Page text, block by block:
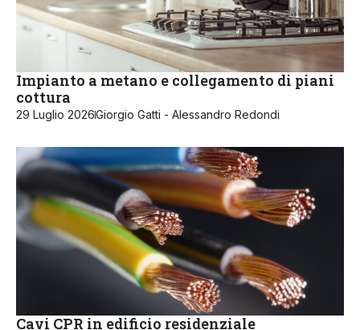
Impianto a metano e collegamento di piani
cottura
29 Luglio 2026Giorgio Gatti - Alessandro Redondi
Cavi CPR in edificio residenziale